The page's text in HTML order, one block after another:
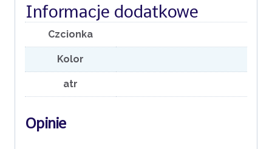
Informacje dodatkowe
Czcionka
Kolor
atr
Opinie